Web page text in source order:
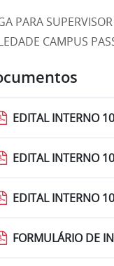
PARA
CAMPUS
EDITAL INTERNO
EDITAL INTERNO
EDITAL INTERNO
FORMULÁRIO DE